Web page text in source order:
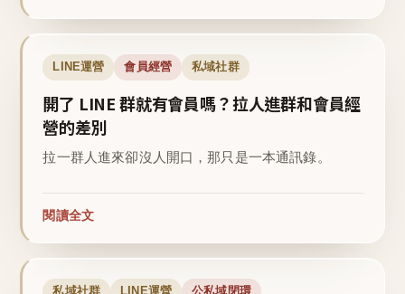
LINE運營 會員經營 私域社群
開了 LINE 群就有會員嗎？拉人進群和會員經
營的差別
拉一群人進來卻沒人開口，那只是一本通訊錄。
閱讀全文